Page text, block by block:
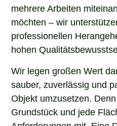
mehrere Arbeiten
möchten – wir
professionellen
hohen
Wir legen großen Wert
sauber, zuverlässig und
Objekt umzusetzen.
Grundstück und jede